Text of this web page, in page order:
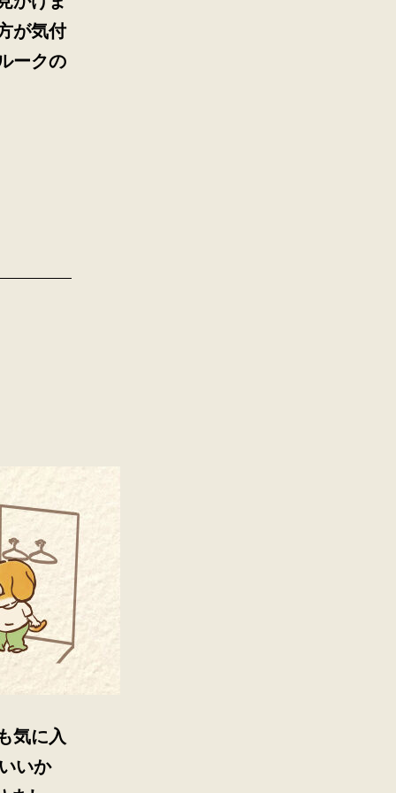
が気付
ークの
気に入
いか